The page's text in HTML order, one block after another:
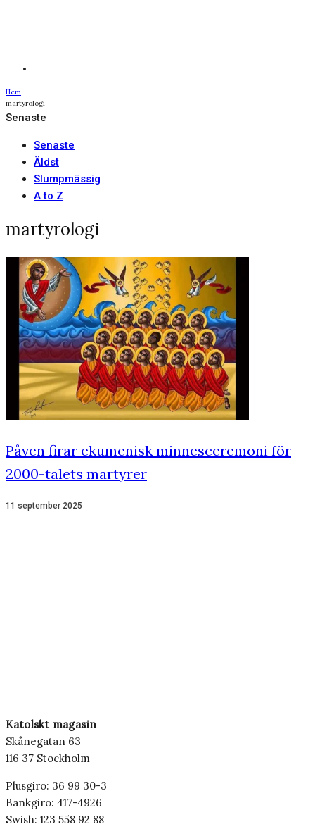
Hem
martyrologi
Senaste
Senaste
Äldst
Slumpmässig
A to Z
martyrologi
Påven firar ekumenisk minnesceremoni för
2000-talets martyrer
11 september 2025
Katolskt magasin
Skånegatan 63
116 37 Stockholm
Plusgiro: 36 99 30-3
Bankgiro: 417-4926
Swish: 123 558 92 88